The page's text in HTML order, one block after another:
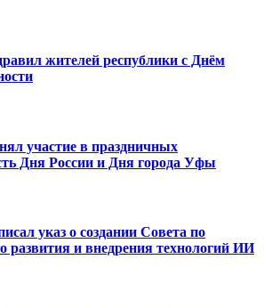
жителей республики с Днём
участие в праздничных
Дня России и Дня города Уфы
указ о создании Совета по
развития и внедрения технологий ИИ